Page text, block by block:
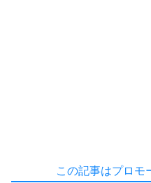
この記事はプロモ